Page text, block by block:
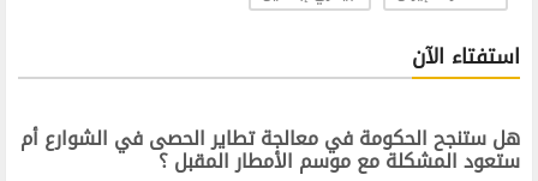
استفتاء الآن
هل ستنجح الحكومة في معالجة تطاير الحصى في الشوارع أم
ستعود المشكلة مع موسم الأمطار المقبل ؟